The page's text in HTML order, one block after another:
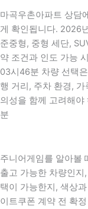
마곡우촌아파트 상담
게 확인됩니다. 2026
준중형, 중형 세단,
약 조건과 인도 가능
03시46분 차량 선택
행 거리, 주차 환경,
의성을 함께 고려해
분
주니어게임를 알아볼
출고 가능한 차량인
택이 가능한지, 색상
이트쿠폰 계약 전 확